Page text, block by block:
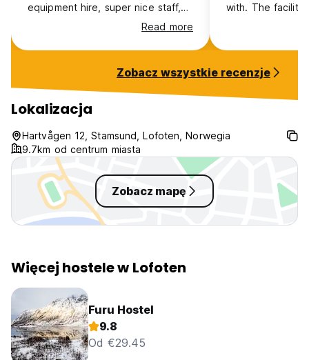
equipment hire, super nice staff,
great vibe from other travellers.
one of the best hotels in the
Nordics for sure. made great
Read more
with. The facilities are quite simple
are very close
Zobacz wszystkie recenzje
Lokalizacja
Hartvågen 12, Stamsund, Lofoten, Norwegia
9.7km od centrum miasta
Zobacz mapę
Więcej hostele w Lofoten
Furu Hostel
9.8
Od €29.45